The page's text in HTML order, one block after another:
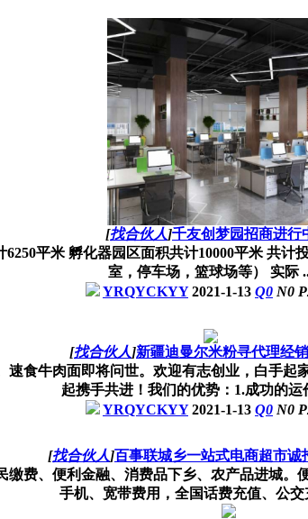
[找合伙人]千友创梦园招商进行
平米 孵化器园区面积共计10000平米 共
室，停车场，篮球场等） 实际
YRQYCKYY 2021-1-13 Q0 N0 P
[找合伙人]新疆迪曼尔米粉寻代理经
食牛肉面即将问世。欢迎有志创业，白手
起携手共进！我们的优势：1.成功的运
YRQYCKYY 2021-1-13 Q0 N0 P
[找合伙人]百事联城乡一站式电商超市诚
费、便利金融、消费品下乡、农产品进城。
手机、宽带费用，全国话费充值、公交